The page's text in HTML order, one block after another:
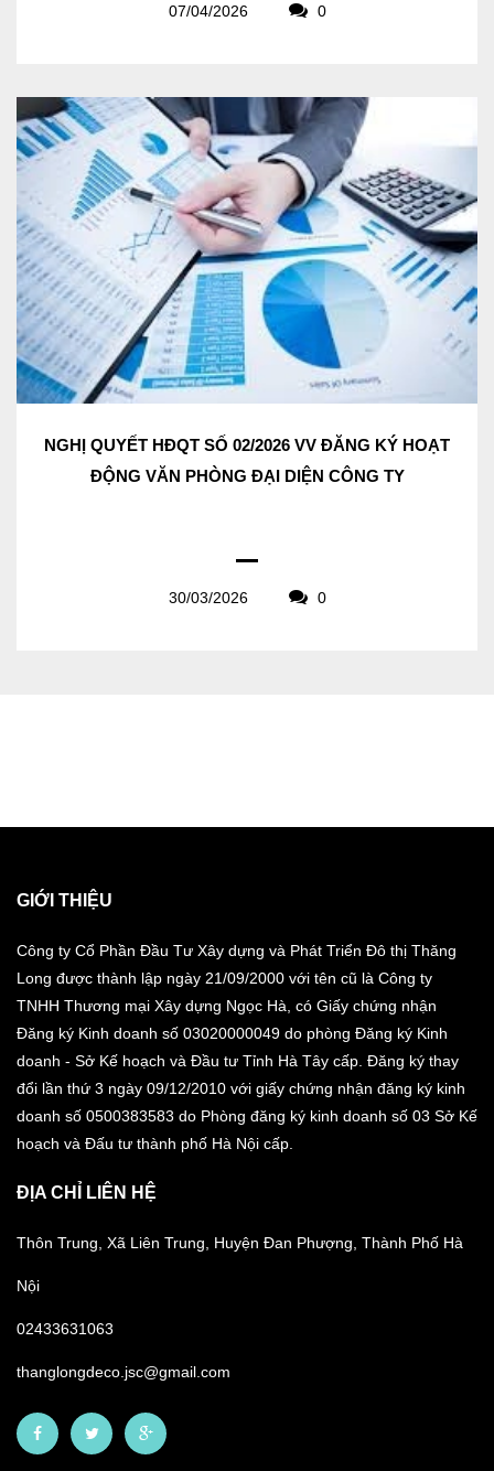
07/04/2026 0
NGHỊ QUYẾT HĐQT SỐ 02/2026 VV ĐĂNG KÝ HOẠT
ĐỘNG VĂN PHÒNG ĐẠI DIỆN CÔNG TY
30/03/2026 0
GIỚI THIỆU
Công ty Cổ Phần Đầu Tư Xây dựng và Phát Triển Đô thị Thăng
Long được thành lập ngày 21/09/2000 với tên cũ là Công ty
TNHH Thương mại Xây dựng Ngọc Hà, có Giấy chứng nhận
Đăng ký Kinh doanh số 03020000049 do phòng Đăng ký Kinh
doanh - Sở Kế hoạch và Đầu tư Tỉnh Hà Tây cấp. Đăng ký thay
đổi lần thứ 3 ngày 09/12/2010 với giấy chứng nhận đăng ký kinh
doanh số 0500383583 do Phòng đăng ký kinh doanh số 03 Sở Kế
hoạch và Đấu tư thành phố Hà Nội cấp.
ĐỊA CHỈ LIÊN HỆ
Thôn Trung, Xã Liên Trung, Huyện Đan Phượng, Thành Phố Hà
Nội
02433631063
thanglongdeco.jsc@gmail.com